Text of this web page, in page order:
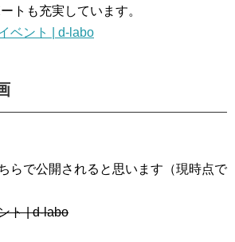
トも充実しています。
ベント | d-labo
らで公開されると思います（現時点で
ト | d-labo